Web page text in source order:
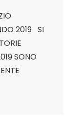
2019 SI
SONO